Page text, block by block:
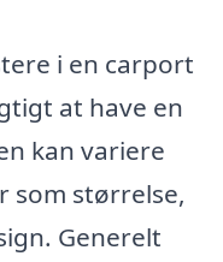
i en carport
at have en
kan variere
som størrelse,
Generelt